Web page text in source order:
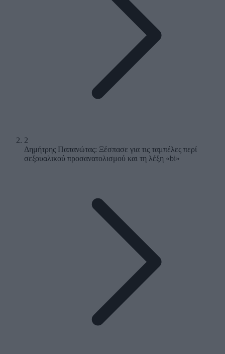
2
Δημήτρης Παπανώτας: Ξέσπασε για τις ταμπέλες περί
σεξουαλικού προσανατολισμού και τη λέξη «bi»